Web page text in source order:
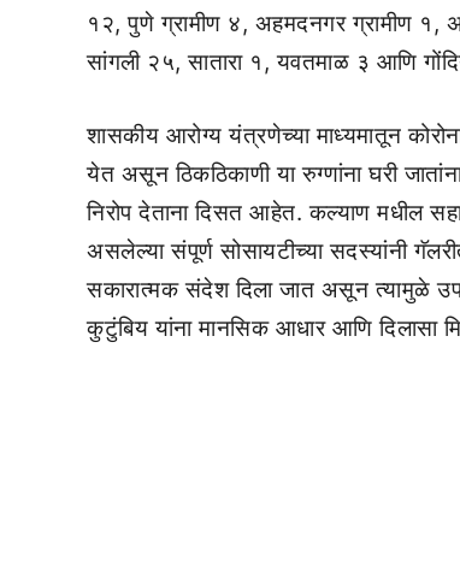
१२, पुणे ग्रामीण ४, अहमदनगर ग्रामीण १,
सांगली २५, सातारा १, यवतमाळ ३ आणि
शासकीय आरोग्य यंत्रणेच्या माध्यमातून
येत असून ठिकठिकाणी या रुग्णांना घरी
निरोप देताना दिसत आहेत. कल्याण मधील
असलेल्या संपूर्ण सोसायटीच्या सदस्यांनी
सकारात्मक संदेश दिला जात असून त्यामुळे
कुटुंबिय यांना मानसिक आधार आणि दिलासा